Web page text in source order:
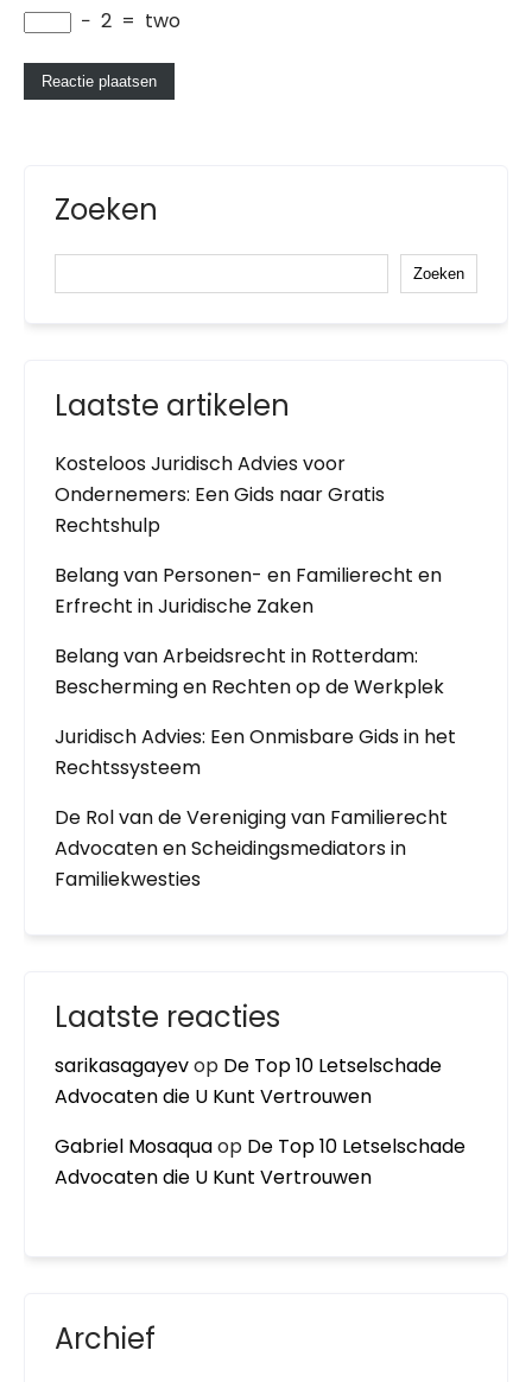
− 2 = two
Zoeken
Zoeken
Laatste artikelen
Kosteloos Juridisch Advies voor
Ondernemers: Een Gids naar Gratis
Rechtshulp
Belang van Personen- en Familierecht en
Erfrecht in Juridische Zaken
Belang van Arbeidsrecht in Rotterdam:
Bescherming en Rechten op de Werkplek
Juridisch Advies: Een Onmisbare Gids in het
Rechtssysteem
De Rol van de Vereniging van Familierecht
Advocaten en Scheidingsmediators in
Familiekwesties
Laatste reacties
sarikasagayevop De Top 10 Letselschade
Advocaten die U Kunt Vertrouwen
Gabriel Mosaquaop De Top 10 Letselschade
Advocaten die U Kunt Vertrouwen
Archief